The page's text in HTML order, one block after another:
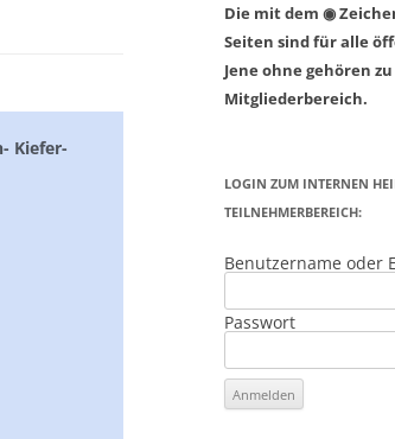
KOSMETISCHER
UND -ZAHNPFLEGE.
Kiefer-
Die mit dem ◉
Seiten sind für alle
Jene ohne gehören
Mitgliederbereich.
LOGIN ZUM INTERNEN
TEILNEHMERBEREICH:
Benutzername oder
Passwort